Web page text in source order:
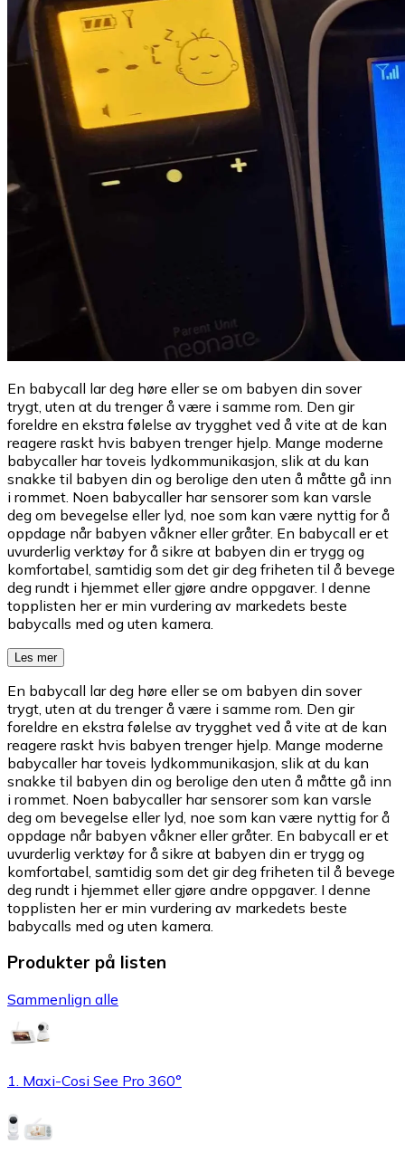
En babycall lar deg høre eller se om babyen din sover
trygt, uten at du trenger å være i samme rom. Den gir
foreldre en ekstra følelse av trygghet ved å vite at de kan
reagere raskt hvis babyen trenger hjelp. Mange moderne
babycaller har toveis lydkommunikasjon, slik at du kan
snakke til babyen din og berolige den uten å måtte gå inn
i rommet. Noen babycaller har sensorer som kan varsle
deg om bevegelse eller lyd, noe som kan være nyttig for å
oppdage når babyen våkner eller gråter. En babycall er et
uvurderlig verktøy for å sikre at babyen din er trygg og
komfortabel, samtidig som det gir deg friheten til å bevege
deg rundt i hjemmet eller gjøre andre oppgaver. I denne
topplisten her er min vurdering av markedets beste
babycalls med og uten kamera.
Les mer
En babycall lar deg høre eller se om babyen din sover
trygt, uten at du trenger å være i samme rom. Den gir
foreldre en ekstra følelse av trygghet ved å vite at de kan
reagere raskt hvis babyen trenger hjelp. Mange moderne
babycaller har toveis lydkommunikasjon, slik at du kan
snakke til babyen din og berolige den uten å måtte gå inn
i rommet. Noen babycaller har sensorer som kan varsle
deg om bevegelse eller lyd, noe som kan være nyttig for å
oppdage når babyen våkner eller gråter. En babycall er et
uvurderlig verktøy for å sikre at babyen din er trygg og
komfortabel, samtidig som det gir deg friheten til å bevege
deg rundt i hjemmet eller gjøre andre oppgaver. I denne
topplisten her er min vurdering av markedets beste
babycalls med og uten kamera.
Produkter på listen
Sammenlign alle
1. Maxi-Cosi See Pro 360°